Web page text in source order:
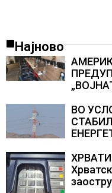
Најново
ВО